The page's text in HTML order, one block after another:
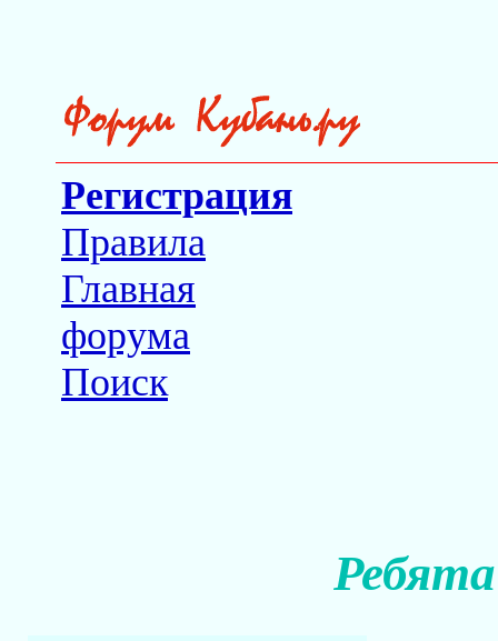
Регистрация
Правила
Главная
форума
Поиск